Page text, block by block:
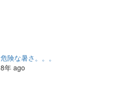
危険な暑さ。。。
8年 ago